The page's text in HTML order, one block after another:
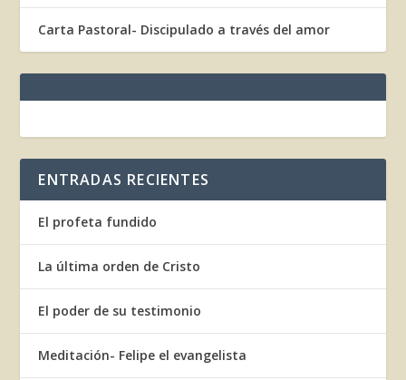
Carta Pastoral- Discipulado a través del amor
ENTRADAS RECIENTES
El profeta fundido
La última orden de Cristo
El poder de su testimonio
Meditación- Felipe el evangelista